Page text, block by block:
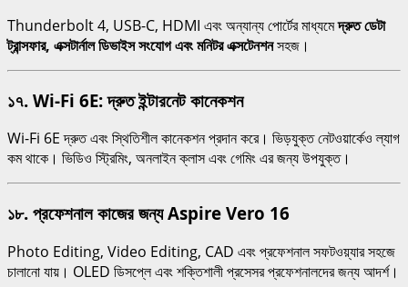
Thunderbolt 4, USB-C, HDMI এবং অন্যান্য পোর্টের মাধ্যমেদ্রুত ডেটা
ট্রান্সফার, এক্সটার্নাল ডিভাইস সংযোগ এবং মনিটর এক্সটেনশনসহজ।
১৭. Wi-Fi 6E: দ্রুত ইন্টারনেট কানেকশন
Wi-Fi 6E দ্রুত এবং স্থিতিশীল কানেকশন প্রদান করে। ভিড়যুক্ত নেটওয়ার্কেও ল্যাগ
কম থাকে। ভিডিও স্ট্রিমিং, অনলাইন ক্লাস এবং গেমিং এর জন্য উপযুক্ত।
১৮. প্রফেশনাল কাজের জন্য Aspire Vero 16
Photo Editing, Video Editing, CAD এবং প্রফেশনাল সফটওয়্যার সহজে
চালানো যায়। OLED ডিসপ্লে এবং শক্তিশালী প্রসেসর প্রফেশনালদের জন্য আদর্শ।